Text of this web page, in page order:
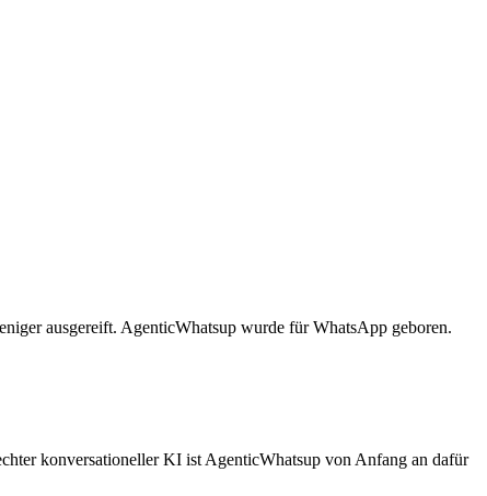
ausgereift. AgenticWhatsup wurde für WhatsApp geboren.
konversationeller KI ist AgenticWhatsup von Anfang an dafür